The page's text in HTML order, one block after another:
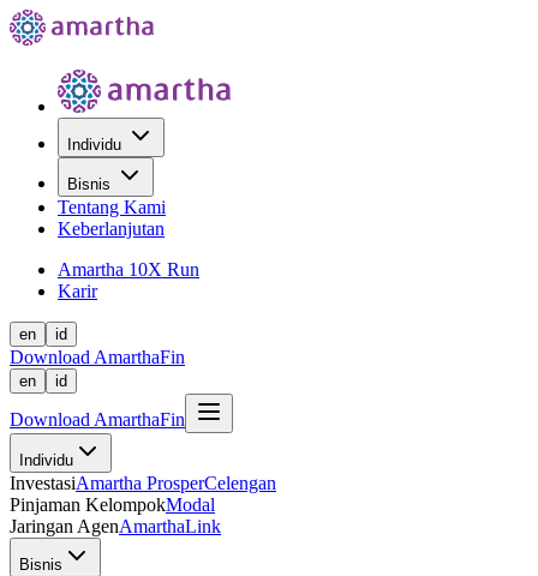
Individu
Bisnis
Tentang Kami
Keberlanjutan
Amartha 10X Run
Karir
en id
Download AmarthaFin
en id
Download AmarthaFin
Individu
InvestasiAmartha ProsperCelengan
Pinjaman KelompokModal
Jaringan AgenAmarthaLink
Bisnis